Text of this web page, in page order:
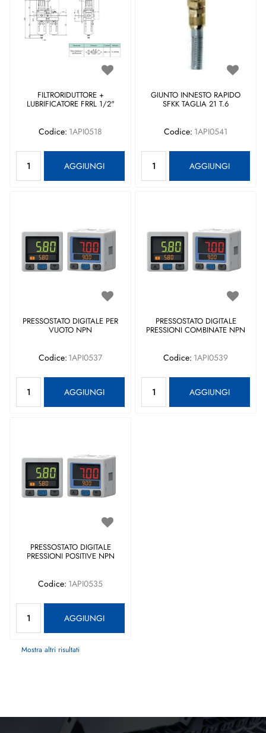
FILTRORIDUTTORE +
LUBRIFICATORE FRRL 1/2"
Codice: 1API0518
AGGIUNGI
GIUNTO INNESTO RAPIDO
SFKK TAGLIA 21 T.6
Codice: 1API0541
AGGIUNGI
PRESSOSTATO DIGITALE PER
VUOTO NPN
Codice: 1API0537
AGGIUNGI
PRESSOSTATO DIGITALE
PRESSIONI COMBINATE NPN
Codice: 1API0539
AGGIUNGI
PRESSOSTATO DIGITALE
PRESSIONI POSITIVE NPN
Codice: 1API0535
AGGIUNGI
Mostra altri risultati